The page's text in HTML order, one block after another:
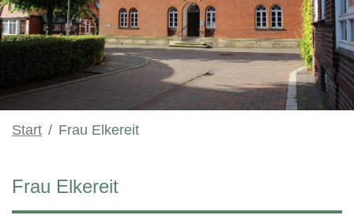
Start Frau Elkereit
Frau Elkereit